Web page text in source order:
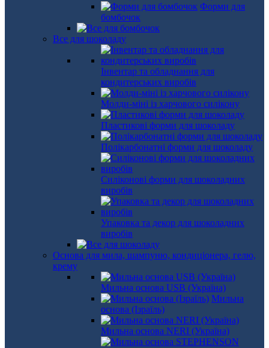
Форми для
бомбочок
Все для шоколаду
Інвентар та обладнання для
кондитерських виробів
Молди-міні із харчового силікону
Пластикові форми для шоколаду
Полікарбонатні форми для шоколаду
Силіконові форми для шоколадних
виробів
Упаковка та декор для шоколадних
виробів
Основа для мила, шампуню, кондиціонера, гелю,
крему
Мильна основа USB (Україна)
Мильна
основа (Ізраїль)
Мильна основа NERI (Україна)